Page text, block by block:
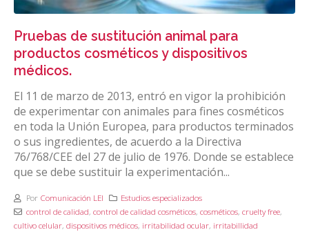
Pruebas de sustitución animal para
productos cosméticos y dispositivos
médicos.
El 11 de marzo de 2013, entró en vigor la prohibición
de experimentar con animales para fines cosméticos
en toda la Unión Europea, para productos terminados
o sus ingredientes, de acuerdo a la Directiva
76/768/CEE del 27 de julio de 1976. Donde se establece
que se debe sustituir la experimentación...
Por Comunicación LEI
Estudios especializados
control de calidad, control de calidad cosméticos, cosméticos, cruelty free,
cultivo celular, dispositivos médicos, irritabilidad ocular, irritabillidad